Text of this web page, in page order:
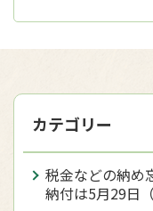
カテゴリー
税金などの納め
納付は5月29日